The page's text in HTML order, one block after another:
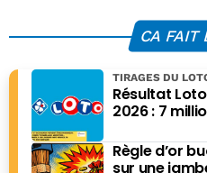
durable dans la
distribution
CA FAIT
Résultat
2026 : 7
TIRAGES DU
Règle d’or
sur une